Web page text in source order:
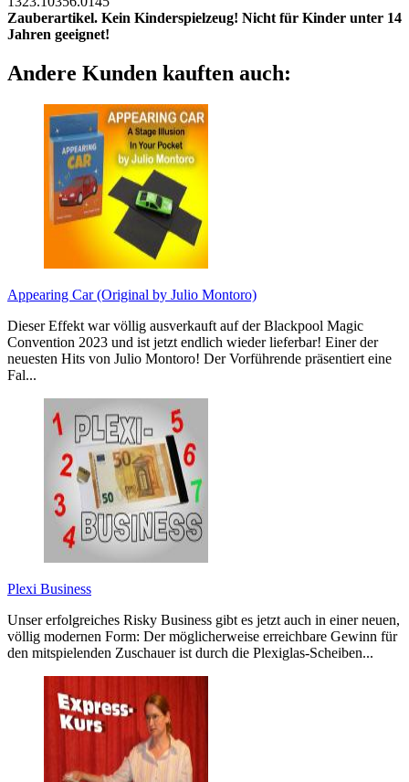
Zauberartikel. Kein Kinderspielzeug! Nicht für Kinder unter 14
Jahren geeignet!
Andere Kunden kauften auch:
Appearing Car (Original by Julio Montoro)
Dieser Effekt war völlig ausverkauft auf der Blackpool Magic
Convention 2023 und ist jetzt endlich wieder lieferbar! Einer der
neuesten Hits von Julio Montoro! Der Vorführende präsentiert eine
Fal...
Plexi Business
Unser erfolgreiches Risky Business gibt es jetzt auch in einer neuen,
völlig modernen Form: Der möglicherweise erreichbare Gewinn für
den mitspielenden Zuschauer ist durch die Plexiglas-Scheiben...